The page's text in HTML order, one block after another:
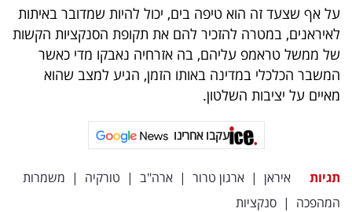
פרסמו
באייס
עקבו
אחרינו:
על אף שצעד זה הוא טיפה בים, יכול להיות שמדובר באיתות
לאיראנים, במטרה להזכיר להם את תקופת הסנקציות הקשות
של ממשל טראמפ עליהם, בה אזרחיה נאבקו מדי כאשר
המשבר הכלכלי במדינה באותו הזמן, הגיע למצב שהוא
מאיים על יציבות השלטון.
עקבו אחרינו
תגיות איראן | ארגון טרור | ארה"ב | טורקיה | משמרות
המהפכה | סנקציות